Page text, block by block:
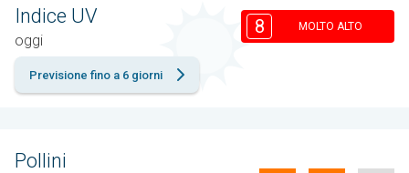
Indice UV
oggi
8 MOLTO ALTO
Previsione fino a 6 giorni
Pollini